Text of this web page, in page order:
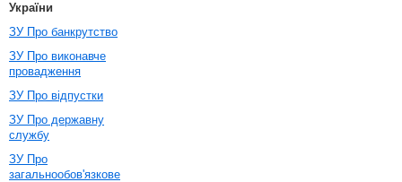
України
ЗУ Про банкрутство
ЗУ Про виконавче
провадження
ЗУ Про відпустки
ЗУ Про державну
службу
ЗУ Про
загальнообов'язкове